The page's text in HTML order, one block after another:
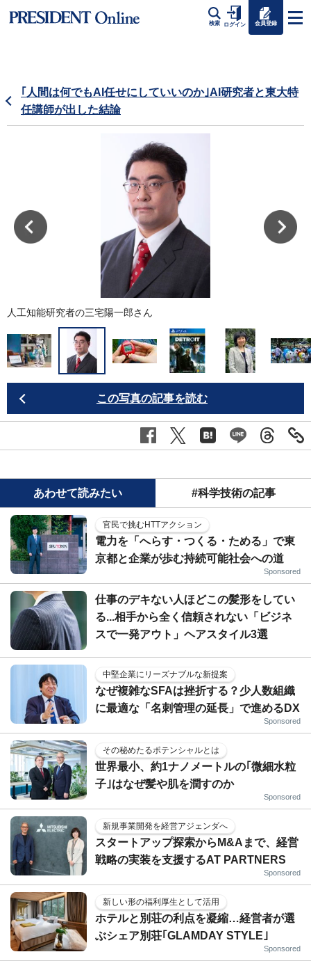
検索 ログイン 会員登録
｢人間は何でもAI任せにしていいのか｣AI研究者と東大特
任講師が出した結論
人工知能研究者の三宅陽一郎さん
この写真の記事を読む
あわせて読みたい #科学技術の記事
官民で挑むHTTアクション
電力を「へらす・つくる・ためる」で東
京都と企業が歩む持続可能社会への道
Sponsored
仕事のデキない人ほどこの髪形をしてい
る...相手から全く信頼されない「ビジネ
スで一発アウト」ヘアスタイル3選
中堅企業にリーズナブルな新提案
なぜ複雑なSFAは挫折する？少人数組織
に最適な「名刺管理の延長」で進めるDX
Sponsored
その秘めたるポテンシャルとは
世界最小、約1ナノメートルの｢微細水粒
子｣はなぜ髪や肌を潤すのか
Sponsored
新規事業開発を経営アジェンダへ
スタートアップ探索からM&Aまで、経営
戦略の実装を支援するAT PARTNERS
Sponsored
新しい形の福利厚生として活用
ホテルと別荘の利点を凝縮…経営者が選
ぶシェア別荘｢GLAMDAY STYLE｣
Sponsored